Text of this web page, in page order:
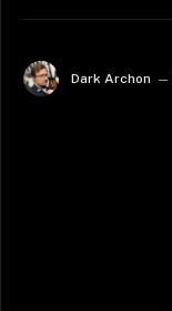
Dark Archon